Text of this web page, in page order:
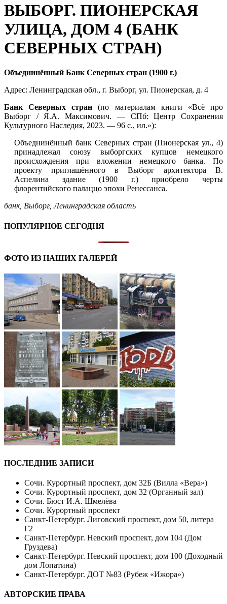
ВЫБОРГ. ПИОНЕРСКАЯ
УЛИЦА, ДОМ 4 (БАНК
СЕВЕРНЫХ СТРАН)
Объеднинённый Банк Северных стран (1900 г.)
Адрес: Ленинградская обл., г. Выборг, ул. Пионерская, д. 4
Банк Северных стран (по материалам книги «Всё про
Выборг / Я.А. Максимович. — СПб: Центр Сохранения
Культурного Наследия, 2023. — 96 с., ил.»):
Объеднинённый банк Северных стран (Пионерская ул., 4)
принадлежал союзу выборгских купцов немецкого
происхождения при вложении немецкого банка. По
проекту приглашённого в Выборг архитектора В.
Аспелина здание (1900 г.) приобрело черты
флорентийского палаццо эпохи Ренессанса.
банк, Выборг ,Ленинградская область
ПОПУЛЯРНОЕ СЕГОДНЯ
ФОТО ИЗ НАШИХ ГАЛЕРЕЙ
ПОСЛЕДНИЕ ЗАПИСИ
Сочи. Курортный проспект, дом 32Б (Вилла «Вера»)
Сочи. Курортный проспект, дом 32 (Органный зал)
Сочи. Бюст И.А. Шмелёва
Сочи. Курортный проспект
Санкт-Петербург. Лиговский проспект, дом 50, литера
Г2
Санкт-Петербург. Невский проспект, дом 104 (Дом
Груздева)
Санкт-Петербург. Невский проспект, дом 100 (Доходный
дом Лопатина)
Санкт-Петербург. ДОТ №83 (Рубеж «Ижора»)
АВТОРСКИЕ ПРАВА